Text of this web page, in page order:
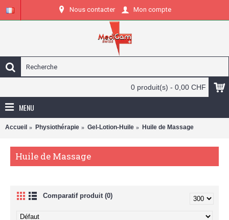
Nous contacter Mon compte
0 produit(s) - 0,00 CHF
MENU
Accueil Physiothérapie Gel-Lotion-Huile Huile de Massage
Huile de Massage
Comparatif produit (0)